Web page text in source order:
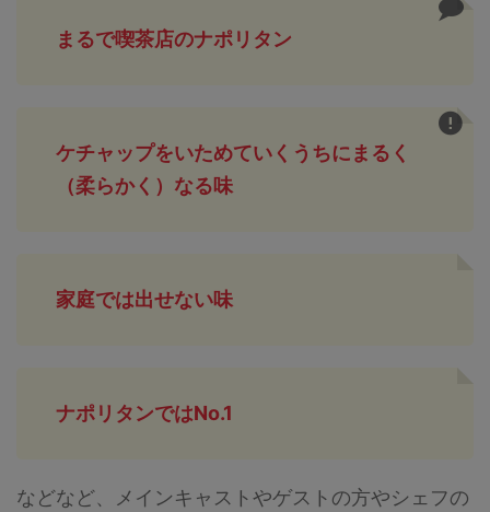
まるで喫茶店のナポリタン
ケチャップをいためていくうちにまるく
（柔らかく）なる味
家庭では出せない味
ナポリタンではNo.1
などなど、メインキャストやゲストの方やシェフの